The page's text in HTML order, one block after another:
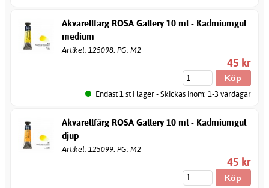
Akvarellfärg ROSA Gallery 10 ml - Kadmiumgul
medium
Artikel: 125098. PG: M2
45 kr
Endast 1 st i lager - Skickas inom: 1-3 vardagar
Akvarellfärg ROSA Gallery 10 ml - Kadmiumgul
djup
Artikel: 125099. PG: M2
45 kr